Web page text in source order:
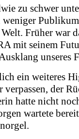
zu schwer
weniger
Früher war
mit seinem
unseres
ein weiteres
der
hatte nicht
wartete